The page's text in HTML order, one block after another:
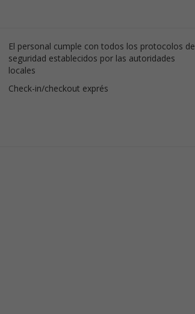
El personal cumple con todos los protocolos de
seguridad establecidos por las autoridades
locales
Check-in/checkout exprés